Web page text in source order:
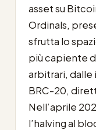
asset su
Ordinals,
sfrutta lo
più capiente
arbitrari, dalle
BRC-20,
Nell’aprile
l’halving al